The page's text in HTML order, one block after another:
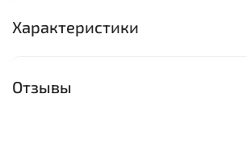
Характеристики
Отзывы